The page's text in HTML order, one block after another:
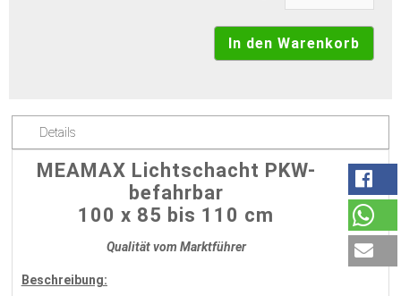
Details
MEAMAX Lichtschacht PKW-
befahrbar
100 x 85 bis 110 cm
Qualität vom Marktführer
Beschreibung: